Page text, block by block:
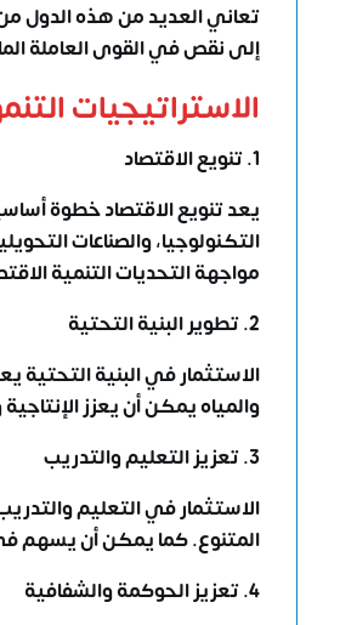
تعاني العديد من هذه الدول
إلى نقص في القوى العاملة
الاستراتيجيات
1. تنويع الاقتصاد
يعد تنويع الاقتصاد خطوة
التكنولوجيا، والصناعات
مواجهة التحدياتالتنمية
2. تطوير البنية التحتية
الاستثمار في البنية التحتية
والمياه يمكن أن يعزز
3. تعزيز التعليم والتدريب
الاستثمار في التعليم
المتنوع. كما يمكن أن يسهم
4. تعزيز الحوكمة والشفافية